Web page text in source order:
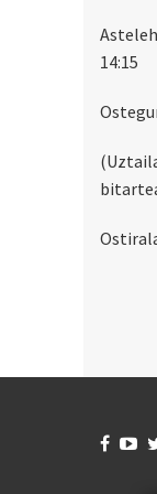
14:15
 